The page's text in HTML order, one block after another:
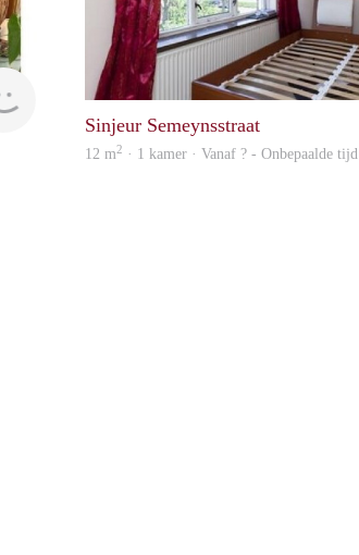
Sinjeur Semeynsstraat
12 m2 · 1 kamer · Vanaf ? - Onbepaalde tijd